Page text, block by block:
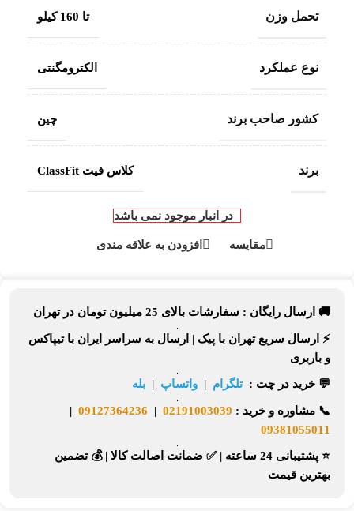
تحمل وزن تا 160 کیلو
نوع عملکرد الکترومگنتی
کشور صاحب برند چین
برند کلاس فیت ClassFit
در انبار موجود نمی باشد
مقایسه افزودن به علاقه مندی
🚚 ارسال رایگان : سفارشات بالای 25 میلیون تومان در تهران
⚡ ارسال سریع تهران با پیک | ارسال به سراسر ایران با تیپاکس
و باربری
💬 خرید در چت :تلگرام | واتساپ | بله
📞 مشاوره و خرید : 02191003039
|
09127364236
|
09381055011
⭐ پشتیبانی 24 ساعته | ✅ ضمانت اصالت کالا |💰 تضمین
بهترین قیمت